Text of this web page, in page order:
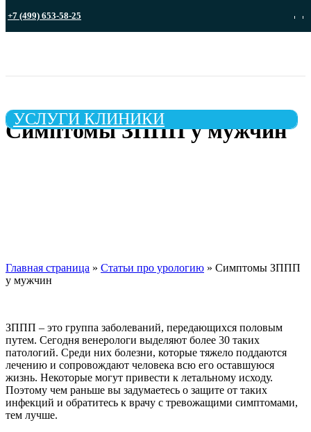
+7 (499) 653-58-25
УСЛУГИ КЛИНИКИ
Симптомы ЗППП у мужчин
Главная страница » Статьи про урологию » Симптомы ЗППП
у мужчин
ЗППП – это группа заболеваний, передающихся половым
путем. Сегодня венерологи выделяют более 30 таких
патологий. Среди них болезни, которые тяжело поддаются
лечению и сопровождают человека всю его оставшуюся
жизнь. Некоторые могут привести к летальному исходу.
Поэтому чем раньше вы задумаетесь о защите от таких
инфекций и обратитесь к врачу с тревожащими симптомами,
тем лучше.